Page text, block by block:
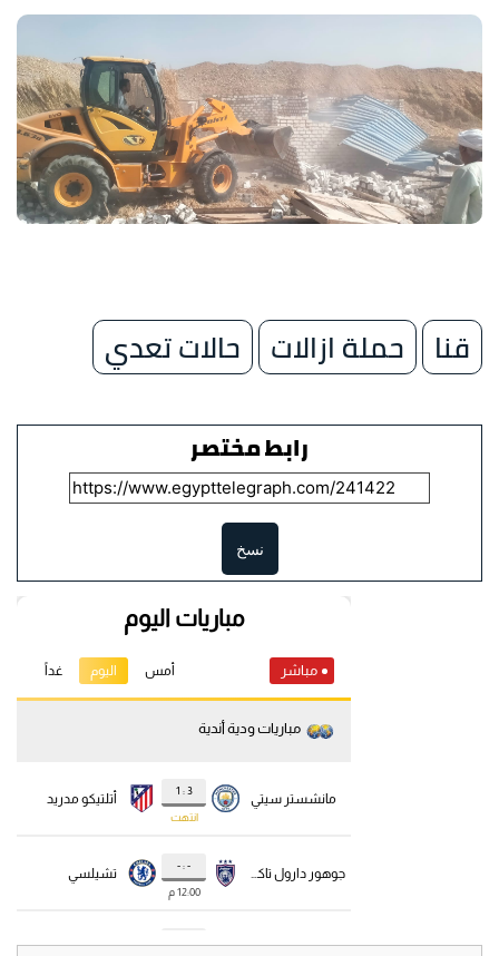
قنا حملة ازالات حالات تعدي
رابط مختصر
نسخ